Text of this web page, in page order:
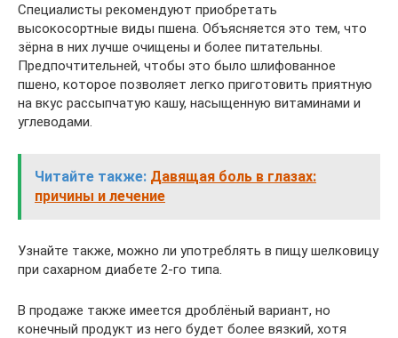
Специалисты рекомендуют приобретать
высокосортные виды пшена. Объясняется это тем, что
зёрна в них лучше очищены и более питательны.
Предпочтительней, чтобы это было шлифованное
пшено, которое позволяет легко приготовить приятную
на вкус рассыпчатую кашу, насыщенную витаминами и
углеводами.
Читайте также: Давящая боль в глазах:
причины и лечение
Узнайте также, можно ли употреблять в пищу шелковицу
при сахарном диабете 2-го типа.
В продаже также имеется дроблёный вариант, но
конечный продукт из него будет более вязкий, хотя